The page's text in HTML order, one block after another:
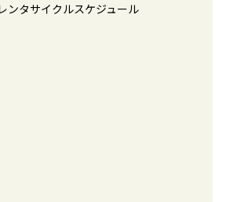
ンタサイクルスケジュール